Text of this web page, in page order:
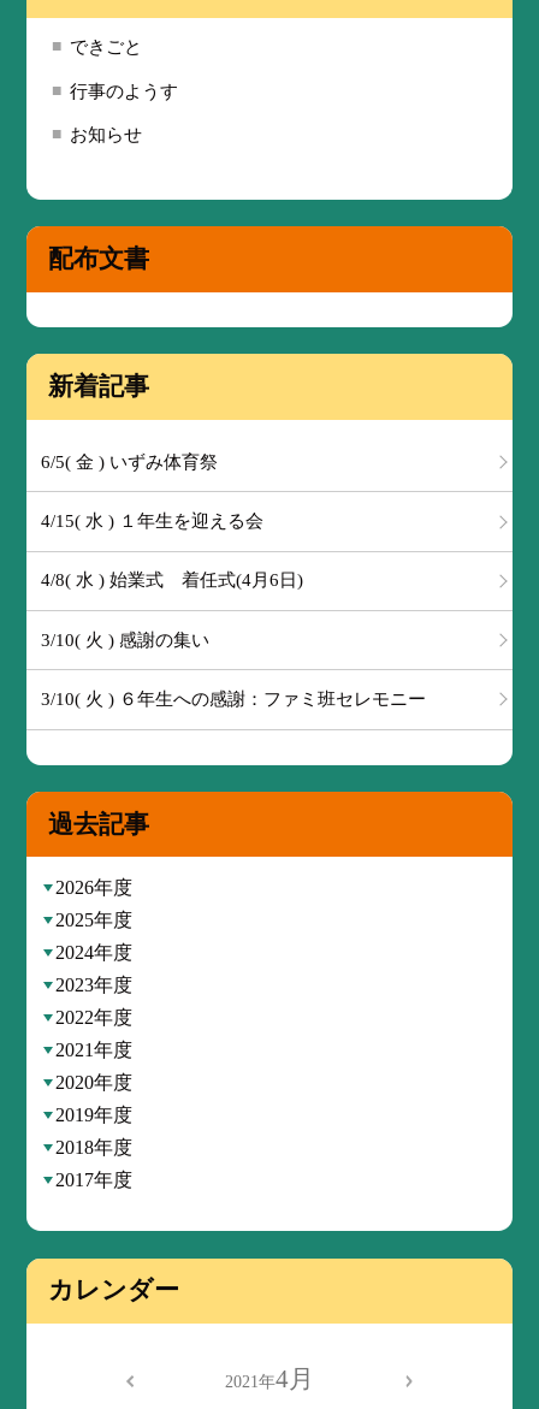
できごと
行事のようす
お知らせ
配布文書
新着記事
6/5( 金 ) いずみ体育祭
4/15( 水 ) １年生を迎える会
4/8( 水 ) 始業式 着任式(4月6日)
3/10( 火 ) 感謝の集い
3/10( 火 ) ６年生への感謝：ファミ班セレモニー
過去記事
2026年度
2025年度
2024年度
2023年度
2022年度
2021年度
2020年度
2019年度
2018年度
2017年度
カレンダー
2021年4月